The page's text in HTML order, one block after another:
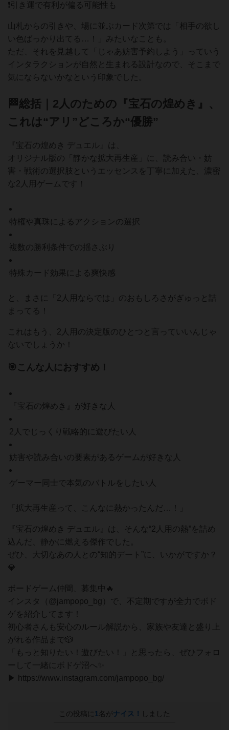
❗引き運で有利が偏る可能性も
山札からの引きや、場に並ぶカード次第では「相手の欲し
い色ばっかり出てる…！」みたいなことも。
ただ、それを見越して「じゃあ妨害予約しよう」っていう
インタラクションが自然と生まれる設計なので、そこまで
気にならないかなという印象でした。
🏁総括｜2人のための『宝石の煌めき』、
これは“アリ”どころか“優勝”
『宝石の煌めき デュエル』は、
オリジナル版の「静かな拡大再生産」に、読み合い・妨
害・戦術の選択肢というエッセンスを丁寧に加えた、濃密
な2人用ゲームです！
特権や真珠によるアクションの選択
複数の勝利条件での揺さぶり
特殊カード効果による爽快感
と、まさに「2人用ならでは」のおもしろさがぎゅっと詰
まってる！
これはもう、2人用の決定版のひとつと言っていいんじゃ
ないでしょうか！
🎯こんな人におすすめ！
『宝石の煌めき』が好きな人
2人でじっくり戦略的に遊びたい人
妨害や読み合いの要素があるゲームが好きな人
ゲーマー同士で本気のバトルをしたい人
「拡大再生産って、こんなに熱かったんだ…！」
『宝石の煌めき デュエル』は、そんな“2人用の熱”を詰め
込んだ、静かに燃える傑作でした。
ぜひ、大切なあの人との“知的デート”に、いかがですか？
💎
ボードゲーム仲間、募集中🔥
インスタ（@jampopo_bg）で、不定期ですが全力でボド
ゲを紹介してます！
初心者さんも安心のルール解説から、家族や友達と盛り上
がれる作品まで🎲
「もっと知りたい！遊びたい！」と思ったら、ぜひフォロ
ーして一緒にボドゲ沼へ✨
▶ https://www.instagram.com/jampopo_bg/
この投稿に 1 名がナイス！ しました